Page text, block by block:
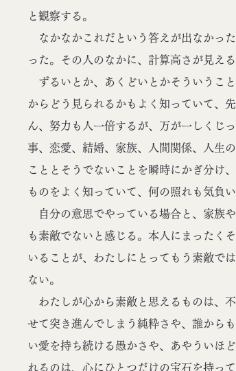
と観察する。
なかなかこれだという答えが出なかっ
った。その人のなかに、計算高さが見え
ずるいとか、あくどいとかそういうこ
からどう見られるかもよく知っていて、
ん、努力も人一倍するが、万が一しくじ
事、恋愛、結婚、家族、人間関係、人生
こととそうでないことを瞬時にかぎ分け
ものをよく知っていて、何の照れも気負
自分の意思でやっている場合と、家族
も素敵でないと感じる。本人にまったく
いることが、わたしにとってもう素敵で
ない。
わたしが心から素敵と思えるものは、
せて突き進んでしまう純粋さや、誰から
い愛を持ち続ける愚かさや、あやういほ
れるのは、心にひとつだけの宝石を持っ